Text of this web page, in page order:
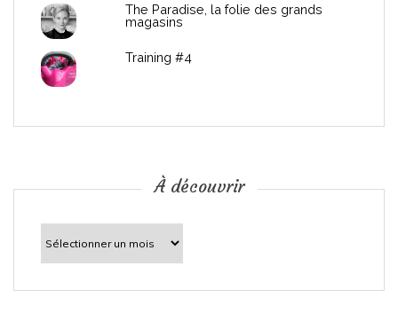
c
The Paradise, la folie des grands
magasins
Training #4
À découvrir
découvrir